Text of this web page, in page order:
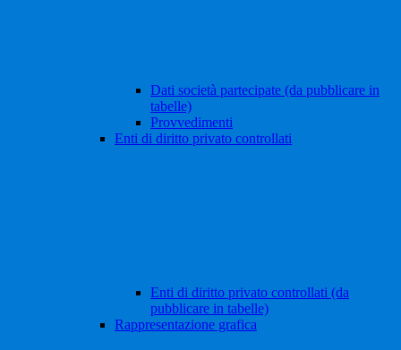
Dati società partecipate (da pubblicare in
tabelle)
Provvedimenti
Enti di diritto privato controllati
Enti di diritto privato controllati (da
pubblicare in tabelle)
Rappresentazione grafica